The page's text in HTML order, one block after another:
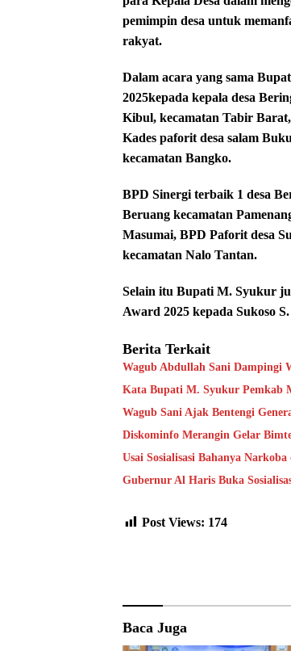
pemimpin desa untuk
rakyat.
Dalam acara yang sama
2025kepada kepala desa
Kibul, kecamatan Tabir
Kades paforit desa salam
kecamatan Bangko.
BPD Sinergi terbaik 1 desa
Beruang kecamatan
Masumai, BPD Paforit desa
kecamatan Nalo Tantan.
Selain itu Bupati M. Syukur
Award 2025 kepada Sukoso
Berita Terkait
Wagub Abdullah Sani Dampingi
Kata Bupati M. Syukur Pemkab
Wagub Sani Ajak Bentengi
Diskominfo Merangin Gelar
Usai Sosialisasi Bahanya
Gubernur Al Haris Buka
Post Views: 174
Baca Juga